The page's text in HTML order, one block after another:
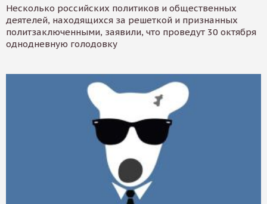
Несколько российских политиков и общественных
деятелей, находящихся за решеткой и признанных
политзаключенными, заявили, что проведут 30 октября
однодневную голодовку